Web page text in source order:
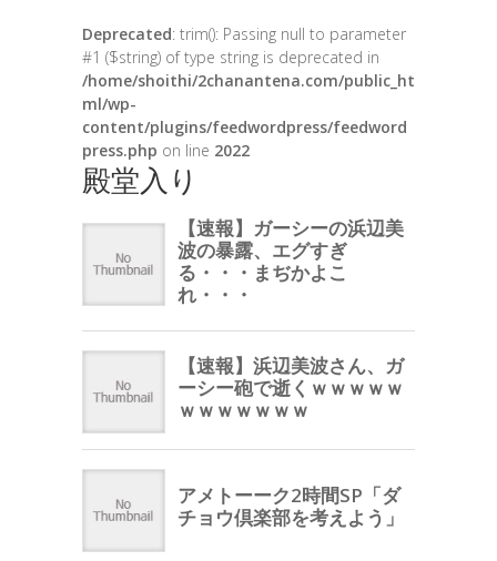
Deprecated: trim(): Passing null to parameter
#1 ($string) of type string is deprecated in
/home/shoithi/2chanantena.com/public_ht
ml/wp-
content/plugins/feedwordpress/feedword
press.php on line 2022
殿堂入り